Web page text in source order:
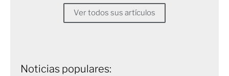
Ver todos sus artículos
Noticias populares: